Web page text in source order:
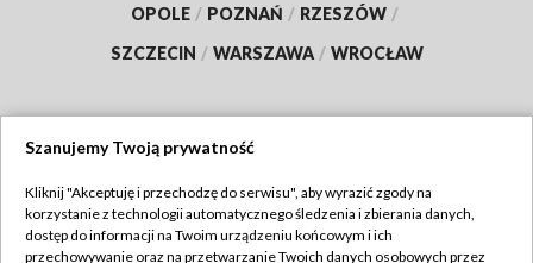
OPOLE / POZNAŃ / RZESZÓW /
SZCZECIN / WARSZAWA / WROCŁAW
TVP
Abonament TVP
Szanujemy Twoją prywatność
Kliknij "Akceptuję i przechodzę do serwisu", aby wyrazić zgody na
korzystanie z technologii automatycznego śledzenia i zbierania danych,
dostęp do informacji na Twoim urządzeniu końcowym i ich
przechowywanie oraz na przetwarzanie Twoich danych osobowych przez